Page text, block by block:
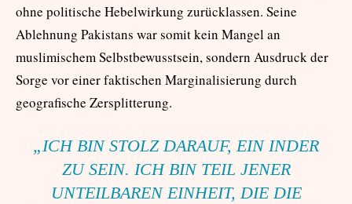
ohne politische Hebelwirkung zurücklassen. Seine
Ablehnung Pakistans war somit kein Mangel an
muslimischem Selbstbewusstsein, sondern Ausdruck der
Sorge vor einer faktischen Marginalisierung durch
geografische Zersplitterung.
„ICH BIN STOLZ DARAUF, EIN INDER
ZU SEIN. ICH BIN TEIL JENER
UNTEILBAREN EINHEIT, DIE DIE